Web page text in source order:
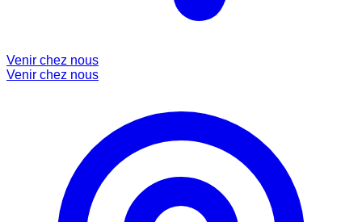
Venir chez nous
Venir chez nous